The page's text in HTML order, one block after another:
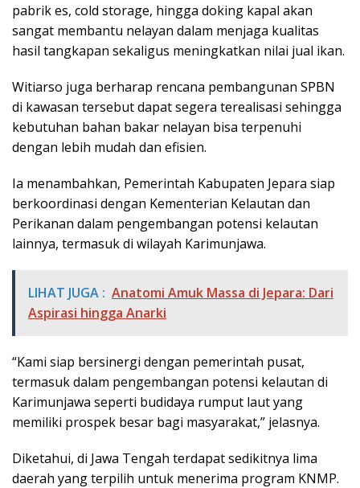
pabrik es, cold storage, hingga doking kapal akan
sangat membantu nelayan dalam menjaga kualitas
hasil tangkapan sekaligus meningkatkan nilai jual ikan.
Witiarso juga berharap rencana pembangunan SPBN
di kawasan tersebut dapat segera terealisasi sehingga
kebutuhan bahan bakar nelayan bisa terpenuhi
dengan lebih mudah dan efisien.
Ia menambahkan, Pemerintah Kabupaten Jepara siap
berkoordinasi dengan Kementerian Kelautan dan
Perikanan dalam pengembangan potensi kelautan
lainnya, termasuk di wilayah Karimunjawa.
LIHAT JUGA : Anatomi Amuk Massa di Jepara: Dari
Aspirasi hingga Anarki
“Kami siap bersinergi dengan pemerintah pusat,
termasuk dalam pengembangan potensi kelautan di
Karimunjawa seperti budidaya rumput laut yang
memiliki prospek besar bagi masyarakat,” jelasnya.
Diketahui, di Jawa Tengah terdapat sedikitnya lima
daerah yang terpilih untuk menerima program KNMP.